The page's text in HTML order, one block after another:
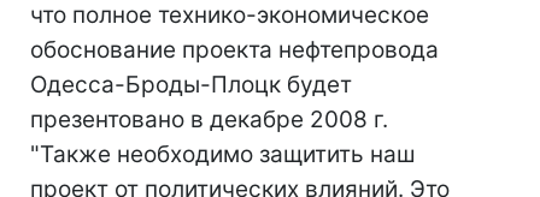
что полное технико-экономическое
обоснование проекта нефтепровода
Одесса-Броды-Плоцк будет
презентовано в декабре 2008 г.
"Также необходимо защитить наш
проект от политических влияний. Это